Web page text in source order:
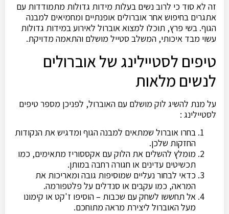
זה לא סוד כי לרוב נשים בעלות מידות גדולות מתמודדות עם
אתגרים בחיפוש אחר אוברולים אופנתיים ומחמיאים למבנה
הגוף. בשי פרץ, תוכלו למצוא אוברול לאירוע במידות גדולות
עשוי מבד איכותי, המשלב סטייל מושלם והתאמה מדויקת.
טיפים לסטיילינג של אוברולים
לנשים מלאות
על מנת להשיג לוק מושלם עם האוברול, לפניכן מספר טיפים
לסטיילינג :
בחרו אוברול שמתאים למבנה הגוף ומדגיש את הנקודות
החזקות שלכן.
מומלץ להשלים את הלוק עם אקססוריז מתאימים, כמו
תכשיטים עדינים או חגורה רחבה במותן.
כדאי לבחור נעליים שמוסיפות גובה ומאריכות את
המראה, כמו עקבים או סנדלים על פלטפורמה.
אל תחששו לשחק עם שכבות – הוסיפו ז'קט או קימונו
מעל האוברול ליצירת מראה מתוחכם.